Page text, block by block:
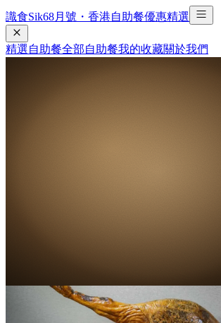
識食Sik68月號・香港自助餐優惠精選
精選自助餐全部自助餐我的收藏關於我們